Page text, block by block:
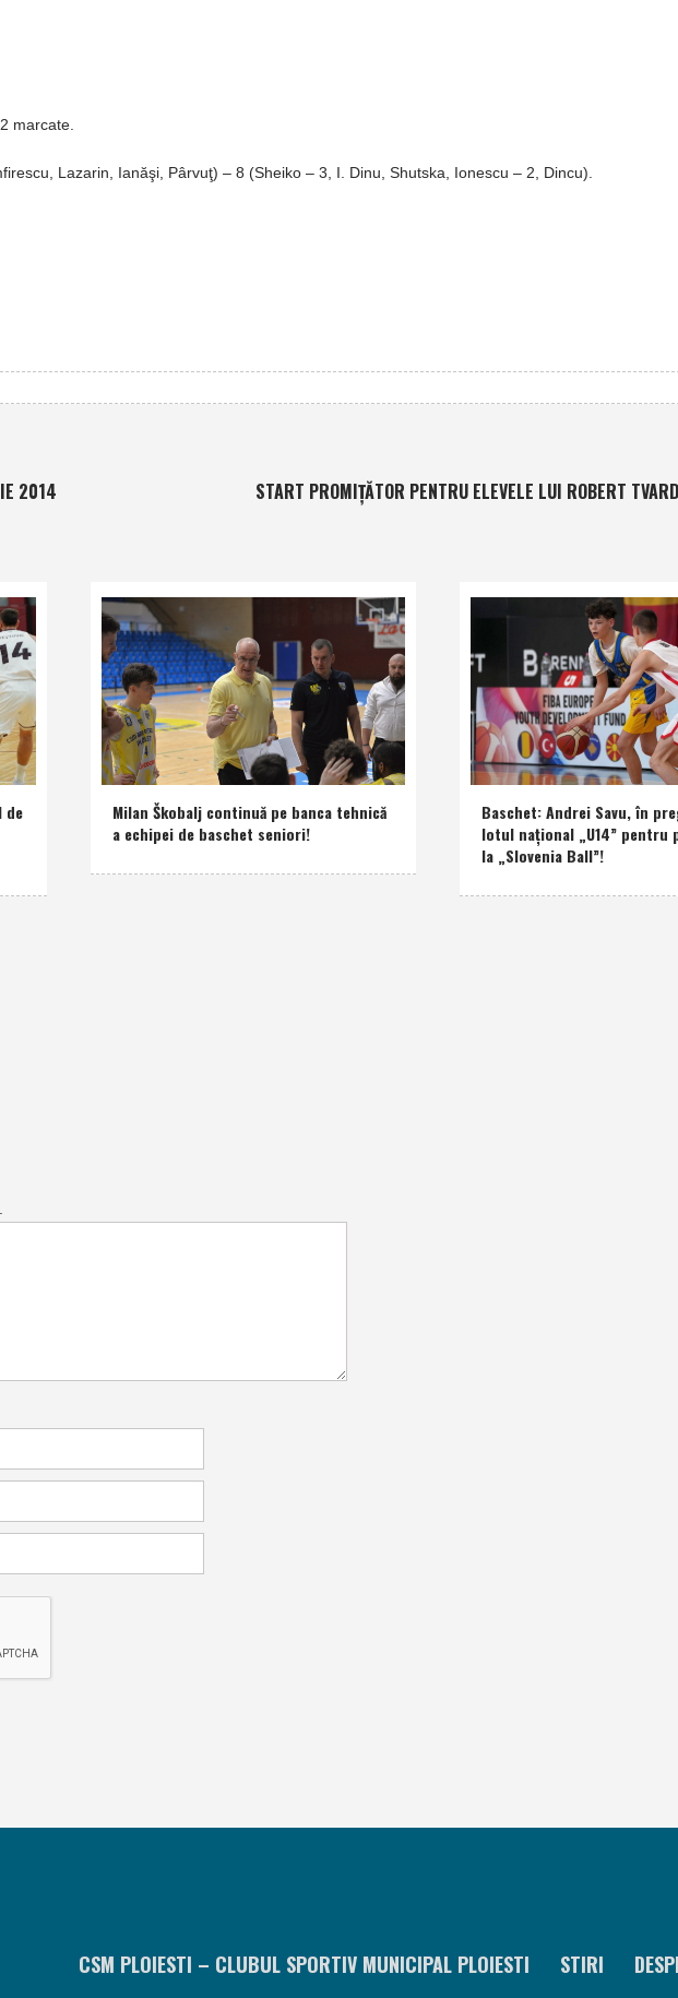
marcate.
Lazarin, Ianăşi, Pârvuţ) – 8 (Sheiko – 3, I. Dinu, Shutska, Ionescu – 2, Dincu).
START PROMIŢĂTOR PENTRU ELEVELE LUI ROBERT
2014
de
Milan Škobalj continuă pe banca tehnică
a echipei de baschet seniori!
Baschet: Andrei Savu, în
lotul naţional „U14” pentru
la „Slovenia Ball”!
CSM PLOIESTI – CLUBUL SPORTIV MUNICIPAL PLOIESTI STIRI